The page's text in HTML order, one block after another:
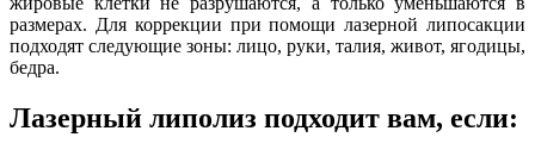
размерах. Для коррекции при помощи лазерной липосакции
подходят следующие зоны: лицо, руки, талия, живот, ягодицы,
бедра.
Лазерный липолиз подходит вам, если: